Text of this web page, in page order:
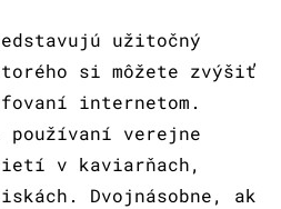
užitočný
si môžete zvýšiť
internetom.
verejne
v kaviarňach,
Dvojnásobne, ak